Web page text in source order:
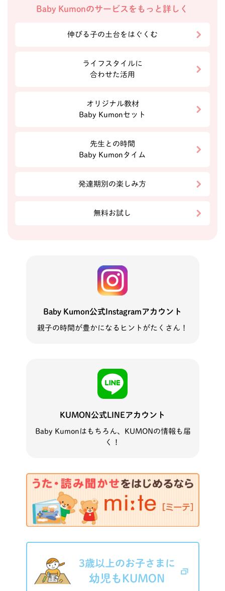
Baby Kumonのサービスをもっと詳しく
伸びる子の土台をはぐくむ
ライフスタイルに
合わせた活用
オリジナル教材
Baby Kumonセット
先生との時間
Baby Kumonタイム
発達期別の楽しみ方
無料お試し
Baby Kumon公式Instagramアカウント
親子の時間が豊かになるヒントがたくさん！
KUMON公式LINEアカウント
Baby Kumonはもちろん、KUMONの情報も届
く！
3歳以上のお子さまに
幼児もKUMON